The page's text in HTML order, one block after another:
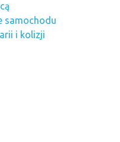
samochodu
i kolizji